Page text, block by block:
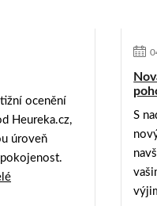
ocenění
Heureka.cz,
úroveň
S